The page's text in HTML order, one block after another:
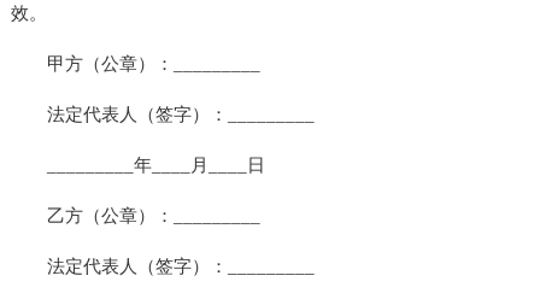
效。
甲方（公章）：_________
法定代表人（签字）：_________
_________年____月____日
乙方（公章）：_________
法定代表人（签字）：_________